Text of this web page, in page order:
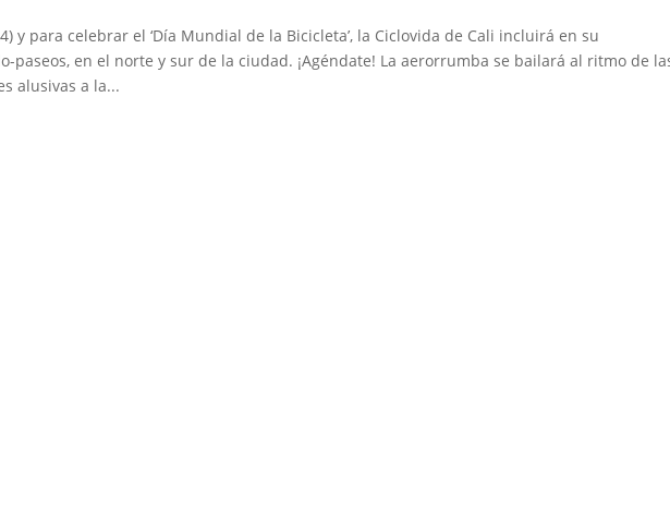
y para celebrar el ‘Día Mundial de la Bicicleta’, la Ciclovida de Cali incluirá en su
paseos, en el norte y sur de la ciudad. ¡Agéndate! La aerorrumba se bailará al ritmo de
alusivas a la...